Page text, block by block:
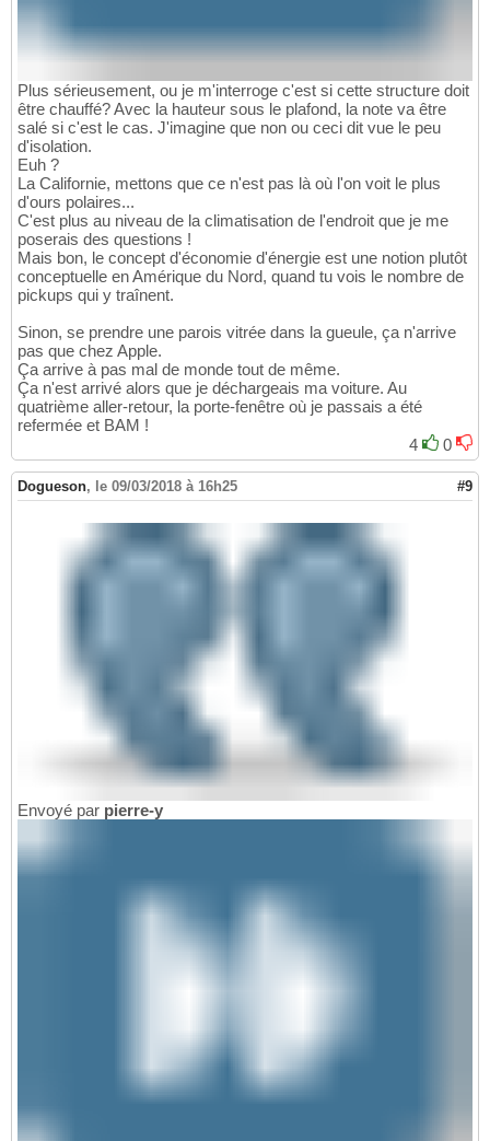
Plus sérieusement, ou je m'interroge c'est si cette structure doit
être chauffé? Avec la hauteur sous le plafond, la note va être
salé si c'est le cas. J'imagine que non ou ceci dit vue le peu
d'isolation.
Euh ?
La Californie, mettons que ce n'est pas là où l'on voit le plus
d'ours polaires...
C'est plus au niveau de la climatisation de l'endroit que je me
poserais des questions !
Mais bon, le concept d'économie d'énergie est une notion plutôt
conceptuelle en Amérique du Nord, quand tu vois le nombre de
pickups qui y traînent.
Sinon, se prendre une parois vitrée dans la gueule, ça n'arrive
pas que chez Apple.
Ça arrive à pas mal de monde tout de même.
Ça n'est arrivé alors que je déchargeais ma voiture. Au
quatrième aller-retour, la porte-fenêtre où je passais a été
refermée et BAM !
4
0
Dogueson, le 09/03/2018 à 16h25 #9
Envoyé par pierre-y